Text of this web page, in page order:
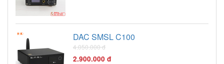
DAC SMSL C100
4.050.000 đ
2.900.000 đ